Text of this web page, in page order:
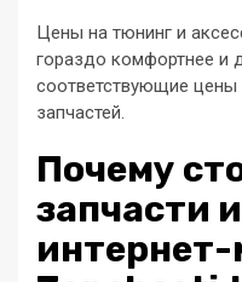
Цены на тюнинг и
гораздо комфортнее и
соответствующие
запчастей.
Почему
запчасти
интернет-